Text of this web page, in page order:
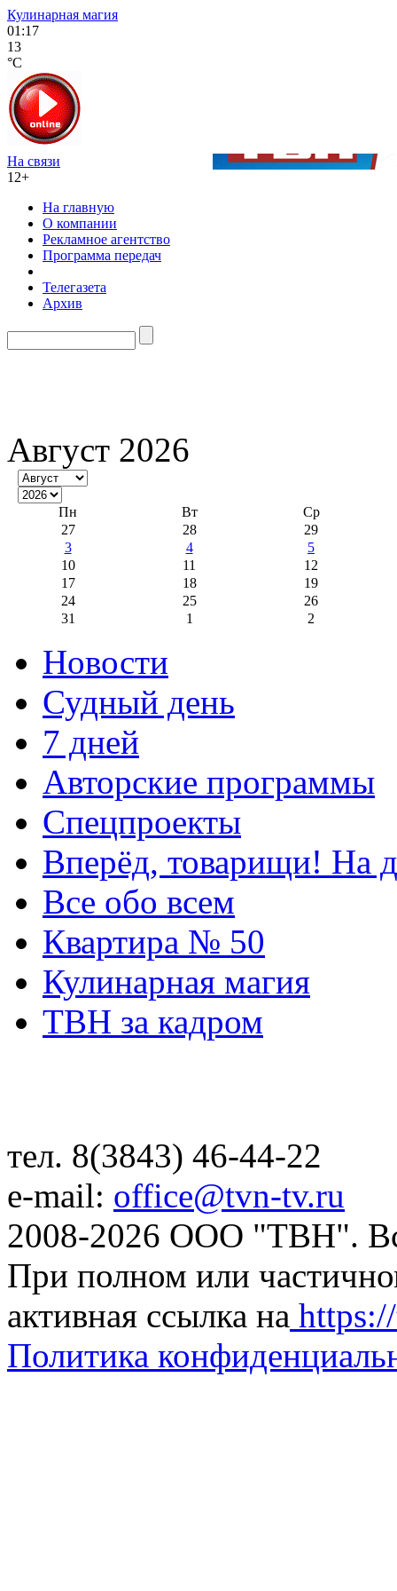
Кулинарная магия
01:17
13
°C
На связи
12+
На главную
О компании
Рекламное агентство
Программа передач
Телегазета
Архив
Август 2026
Пн Вт
Ср
27
28
29
3
4
5
10
11
12
17
18
19
24
25
26
31
1 2
Новости
Судный день
7 дней
Авторские программы
Спецпроекты
Вперёд, товарищи! На
Все обо всем
Квартира № 50
Кулинарная магия
ТВН за кадром
тел. 8(3843) 46-44-22
e-mail: office@tvn-tv.ru
2008-2026 ООО "ТВН".
При полном или
активная ссылка на
Политика